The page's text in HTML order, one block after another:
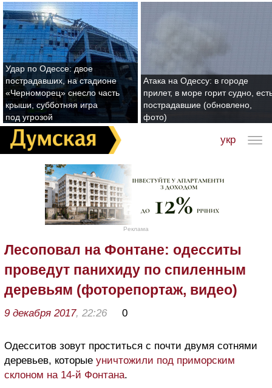
Удар по Одессе: двое
пострадавших, на стадионе
«Черноморец» снесло часть
крыши, субботняя игра
под угрозой
Атака на Одессу: в городе
прилет, в море горит судно,
пострадавшие (обновлено,
фото)
укр
Реклама
Лесоповал на Фонтане: одесситы
проведут панихиду по спиленным
деревьям (фоторепортаж, видео)
9 декабря 2017, 22:26 0
Одесситов зовут проститься с почти двумя сотнями
деревьев, которые уничтожили под приморским
склоном на 14-й Фонтана.